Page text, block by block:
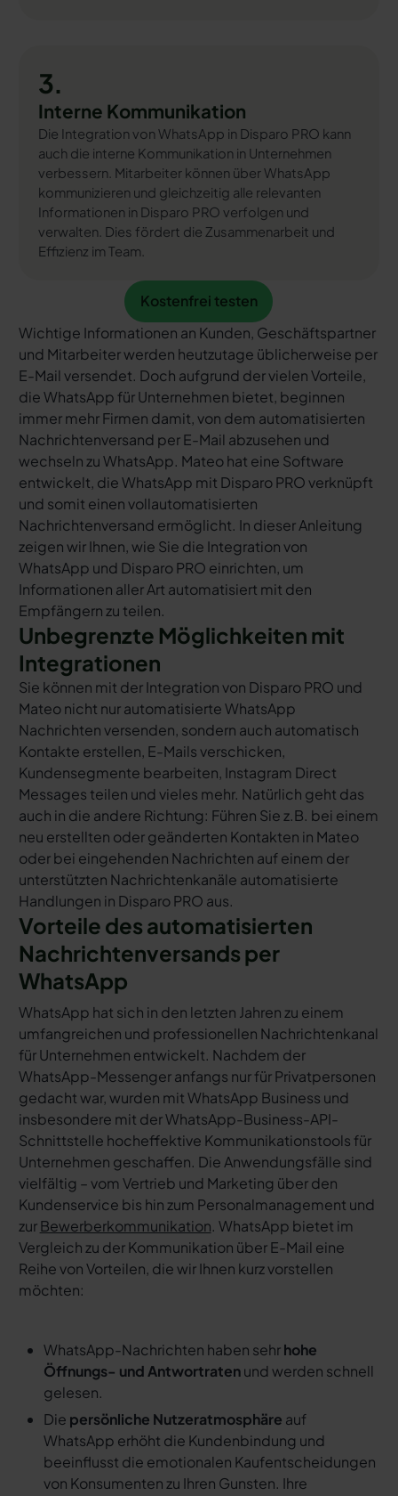
3.
Interne Kommunikation
Die Integration von WhatsApp in Disparo PRO kann
auch die interne Kommunikation in Unternehmen
verbessern. Mitarbeiter können über WhatsApp
kommunizieren und gleichzeitig alle relevanten
Informationen in Disparo PRO verfolgen und
verwalten. Dies fördert die Zusammenarbeit und
Effizienz im Team.
Kostenfrei testen
Kostenfrei testen
Wichtige Informationen an Kunden, Geschäftspartner
und Mitarbeiter werden heutzutage üblicherweise per
E-Mail versendet. Doch aufgrund der vielen Vorteile,
die WhatsApp für Unternehmen bietet, beginnen
immer mehr Firmen damit, von dem automatisierten
Nachrichtenversand per E-Mail abzusehen und
wechseln zu WhatsApp. Mateo hat eine Software
entwickelt, die WhatsApp mit Disparo PRO verknüpft
und somit einen vollautomatisierten
Nachrichtenversand ermöglicht. In dieser Anleitung
zeigen wir Ihnen, wie Sie die Integration von
WhatsApp und Disparo PRO einrichten, um
Informationen aller Art automatisiert mit den
Empfängern zu teilen.
Unbegrenzte Möglichkeiten mit
Integrationen
Sie können mit der Integration von Disparo PRO und
Mateo nicht nur automatisierte WhatsApp
Nachrichten versenden, sondern auch automatisch
Kontakte erstellen, E-Mails verschicken,
Kundensegmente bearbeiten, Instagram Direct
Messages teilen und vieles mehr. Natürlich geht das
auch in die andere Richtung: Führen Sie z.B. bei einem
neu erstellten oder geänderten Kontakten in Mateo
oder bei eingehenden Nachrichten auf einem der
unterstützten Nachrichtenkanäle automatisierte
Handlungen in Disparo PRO aus.
Vorteile des automatisierten
Nachrichtenversands per
WhatsApp
WhatsApp hat sich in den letzten Jahren zu einem
umfangreichen und professionellen Nachrichtenkanal
für Unternehmen entwickelt. Nachdem der
WhatsApp-Messenger anfangs nur für Privatpersonen
gedacht war, wurden mit WhatsApp Business und
insbesondere mit der WhatsApp-Business-API-
Schnittstelle hocheffektive Kommunikationstools für
Unternehmen geschaffen. Die Anwendungsfälle sind
vielfältig – vom Vertrieb und Marketing über den
Kundenservice bis hin zum Personalmanagement und
zurBewerberkommunikation. WhatsApp bietet im
Vergleich zu der Kommunikation über E-Mail eine
Reihe von Vorteilen, die wir Ihnen kurz vorstellen
möchten:
WhatsApp-Nachrichten haben sehrhohe
Öffnungs- und Antwortratenund werden schnell
gelesen.
Die persönliche Nutzeratmosphäre auf
WhatsApp erhöht die Kundenbindung und
beeinflusst die emotionalen Kaufentscheidungen
von Konsumenten zu Ihren Gunsten. Ihre